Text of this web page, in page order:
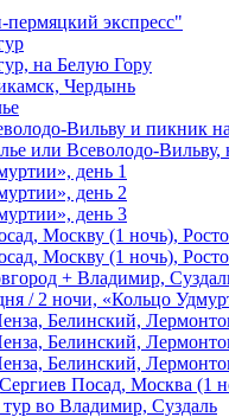
пермяцкий экспресс"
на Белую Гору
Чердынь
Вильву и пикник
или Всеволодо-
день 1
день 2
день 3
Москву (1 ночь),
Москву (1 ночь),
+ Владимир,
/ 2 ночи, «Кольцо
Белинский,
Белинский,
Белинский,
Посад, Москва (1
во Владимир, Суздаль